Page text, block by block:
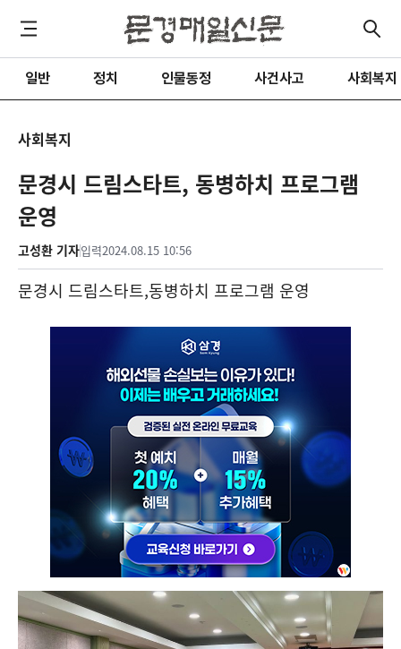
일반 정치 인물동정 사건사고 사회복지
사회복지
문경시 드림스타트, 동병하치 프로그램
운영
고성환 기자입력2024.08.15 10:56
문경시 드림스타트,동병하치 프로그램 운영